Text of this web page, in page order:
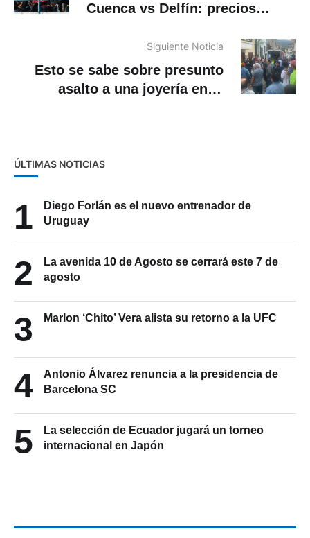
Cuenca vs Delfín: precios
general y preferencia
Siguiente Noticia
Esto se sabe sobre presunto
asalto a una joyería en el
ÚLTIMAS NOTICIAS
1
Diego Forlán es el nuevo entrenador de
Uruguay
2
La avenida 10 de Agosto se cerrará este 7 de
agosto
3 Marlon ‘Chito’ Vera alista su retorno a la UFC
4
Antonio Álvarez renuncia a la presidencia de
Barcelona SC
5
La selección de Ecuador jugará un torneo
internacional en Japón